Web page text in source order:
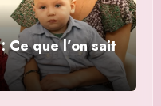
Ce que l’on sait